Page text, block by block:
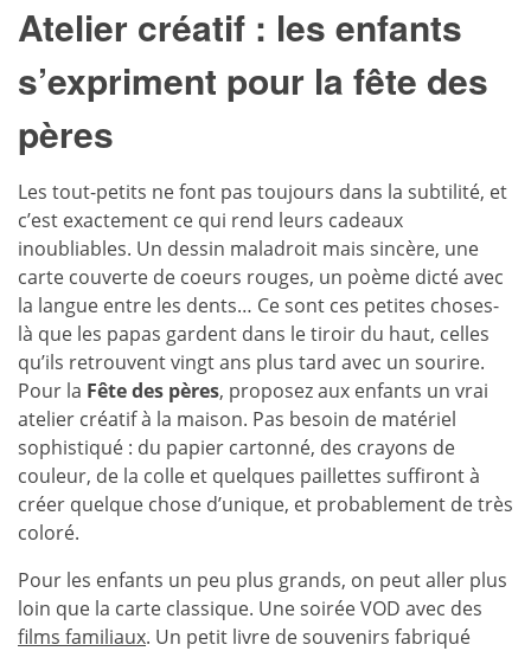
Atelier créatif : les enfants
s’expriment pour la fête des
pères
Les tout-petits ne font pas toujours dans la subtilité, et
c’est exactement ce qui rend leurs cadeaux
inoubliables. Un dessin maladroit mais sincère, une
carte couverte de coeurs rouges, un poème dicté avec
la langue entre les dents… Ce sont ces petites choses-
là que les papas gardent dans le tiroir du haut, celles
qu’ils retrouvent vingt ans plus tard avec un sourire.
Pour la Fête des pères, proposez aux enfants un vrai
atelier créatif à la maison. Pas besoin de matériel
sophistiqué : du papier cartonné, des crayons de
couleur, de la colle et quelques paillettes suffiront à
créer quelque chose d’unique, et probablement de très
coloré.
Pour les enfants un peu plus grands, on peut aller plus
loin que la carte classique. Une soirée VOD avec des
films familiaux. Un petit livre de souvenirs fabriqué